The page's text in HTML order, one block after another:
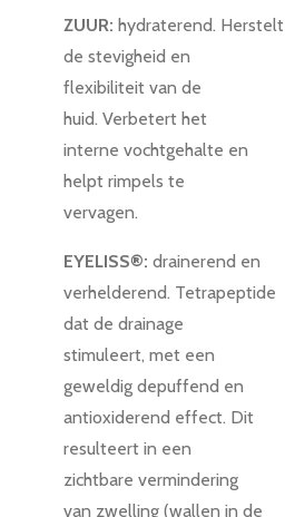
ZUUR: hydraterend. Herstelt
de stevigheid en
flexibiliteit van de
huid. Verbetert het
interne vochtgehalte en
helpt rimpels te
vervagen.
EYELISS®: drainerend en
verhelderend. Tetrapeptide
dat de drainage
stimuleert, met een
geweldig depuffend en
antioxiderend effect. Dit
resulteert in een
zichtbare vermindering
van zwelling (wallen in de